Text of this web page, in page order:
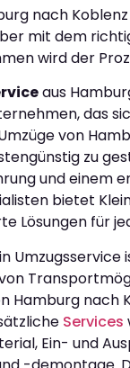
nach
mit dem
wird der
aus
das
von
zu
und einem
bietet
Lösungen für
Umzugsservice
Hamburg nach
Services
Ein- und